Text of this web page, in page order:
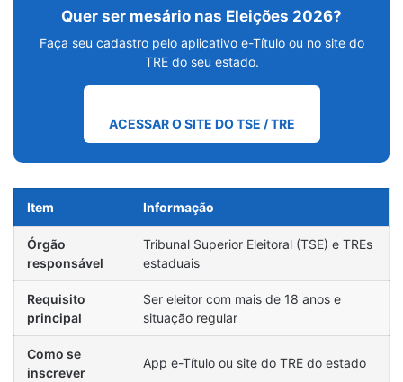
Quer ser mesário nas Eleições 2026?
Faça seu cadastro pelo aplicativo e-Título ou no site do
TRE do seu estado.
ACESSAR O SITE DO TSE / TRE
Item Informação
Órgão
responsável
Tribunal Superior Eleitoral (TSE) e TREs
estaduais
Requisito
principal
Ser eleitor com mais de 18 anos e
situação regular
Como se
inscrever
App e-Título ou site do TRE do estado